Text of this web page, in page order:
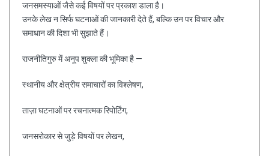
जनसमस्याओं जैसे कई विषयों पर प्रकाश डाला है।
उनके लेख न सिर्फ घटनाओं की जानकारी देते हैं, बल्कि उन पर विचार और
समाधान की दिशा भी सुझाते हैं।
राजनीतिगुरु में अनूप शुक्ला की भूमिका है —
स्थानीय और क्षेत्रीय समाचारों का विश्लेषण,
ताज़ा घटनाओं पर रचनात्मक रिपोर्टिंग,
जनसरोकार से जुड़े विषयों पर लेखन,